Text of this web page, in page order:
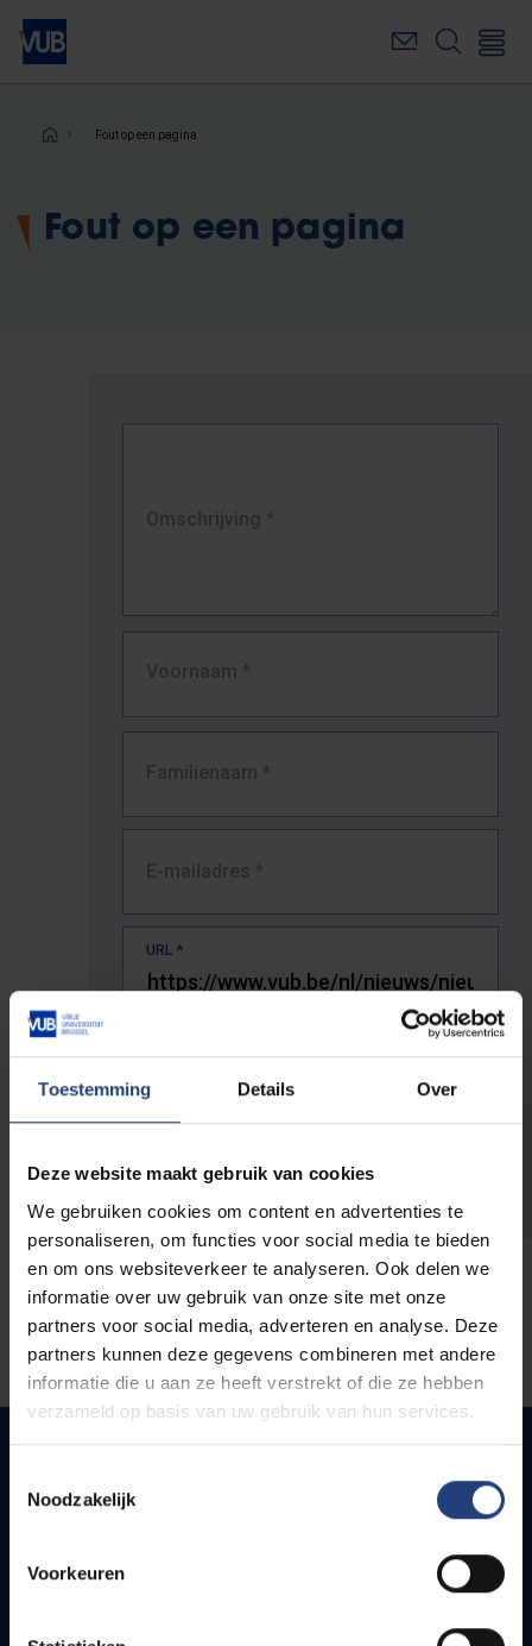
Toestemming Details Over
Deze website maakt gebruik van cookies
We gebruiken cookies om content en advertenties te
personaliseren, om functies voor social media te bieden
en om ons websiteverkeer te analyseren. Ook delen we
informatie over uw gebruik van onze site met onze
partners voor social media, adverteren en analyse. Deze
partners kunnen deze gegevens combineren met andere
informatie die u aan ze heeft verstrekt of die ze hebben
verzameld op basis van uw gebruik van hun services.
Noodzakelijk
Voorkeuren
Overslaan
naar
inhoudKruimelpad
Fout op een pagina
Fout op een pagina
Omschrijving *
Voornaam *
Familienaam *
E-mailadres *
URL *
De volledige URL van de pagina waar je de fout zag.
Snel naar